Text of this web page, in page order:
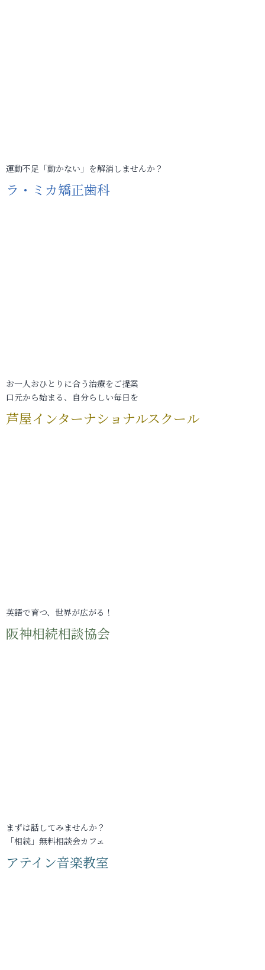
運動不足「動かない」を解消しませんか？
ラ・ミカ矯正歯科
お一人おひとりに合う治療をご提案
口元から始まる、自分らしい毎日を
芦屋インターナショナルスクール
英語で育つ、世界が広がる！
阪神相続相談協会
まずは話してみませんか？
「相続」無料相談会カフェ
アテイン音楽教室